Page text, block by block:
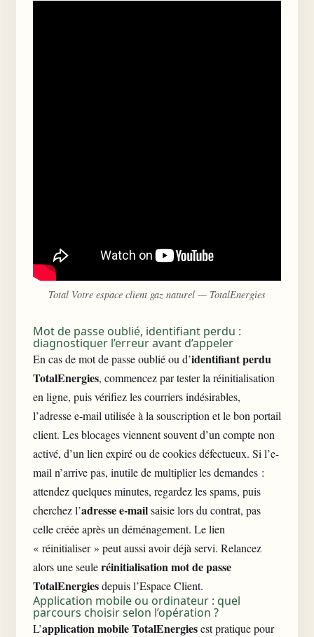
Total Votre espace client gaz naturel — TotalEnergies
Mot de passe oublié, identifiant perdu :
diagnostiquer l’erreur avant d’appeler
En cas de mot de passe oublié ou d’identifiant perdu
TotalEnergies, commencez par tester la réinitialisation
en ligne, puis vérifiez les courriers indésirables,
l’adresse e-mail utilisée à la souscription et le bon portail
client. Les blocages viennent souventd’un compte non
activé, d’un lien expiré ou de cookies défectueux. Si l’e-
mail n’arrive pas, inutile de multiplier les demandes :
attendez quelques minutes, regardez les spams, puis
cherchez l’adresse e-mailsaisie lors du contrat, pas
celle créée après un déménagement. Le lien
« réinitialiser » peut aussi avoir déjà servi. Relancez
alors une seuleréinitialisation mot de passe
TotalEnergiesdepuis l’Espace Client.
Application mobile ou ordinateur : quel
parcours choisir selon l’opération ?
L’application mobile TotalEnergiesest pratique pour